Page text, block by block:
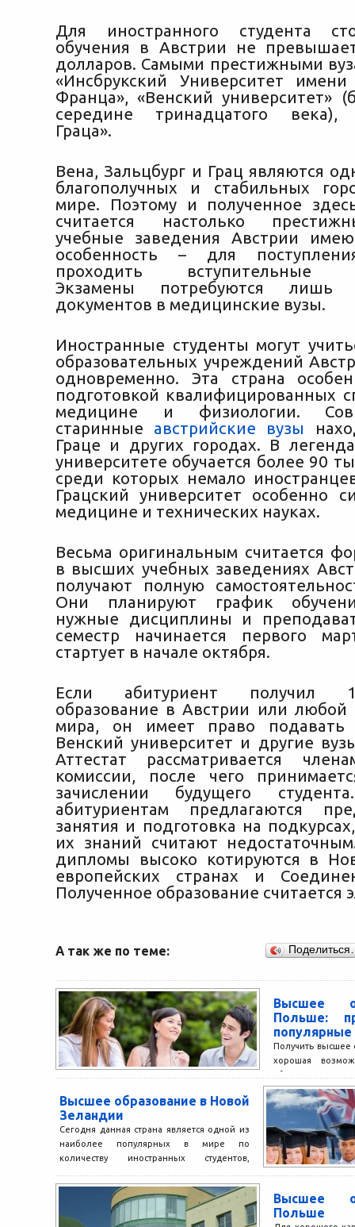
Для иностранного студента
обучения в Австрии не
долларов. Самыми престижными
«Инсбрукский Университет
Франца», «Венский университет»
середине тринадцатого века),
Граца».
Вена, Зальцбург и Грац являются
благополучных и стабильных
мире. Поэтому и полученное
считается настолько
учебные заведения Австрии
особенность – для
проходить вступительные
Экзамены потребуются
документов в медицинские вузы.
Иностранные студенты могут
образовательных учреждений
одновременно. Эта страна
подготовкой квалифицированных
медицине и физиологии.
старинные австрийские вузы
Граце и других городах. В
университете обучается более 90
среди которых немало
Грацский университет особенно
медицине и технических науках.
Весьма оригинальным считается
в высших учебных заведениях
получают полную
Они планируют график
нужные дисциплины и
семестр начинается первого
стартует в начале октября.
Если абитуриент получил 11-
образование в Австрии или любой
мира, он имеет право
Венский университет и другие
Аттестат рассматривается
комиссии, после чего
зачислении будущего
абитуриентам предлагаются
занятия и подготовка на
их знаний считают
дипломы высоко котируются в
европейских странах и
Полученное образование считается
А так же по теме:
Высшее
Польше:
популярные
Получить высшее
хорошая
абитуриентов
построить
Высшее образование в Новой
Зеландии
Сегодня данная страна является одной из
наиболее популярных в мире по
количеству иностранных студентов,
Высшее
Польше